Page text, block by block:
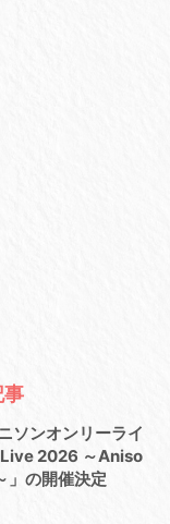
事
ソンオンリーライ
2026 ～Aniso
の開催決定